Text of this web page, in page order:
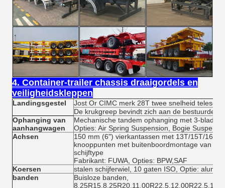
4. Container-trailer chassis draaigordels en
veiligheidskleppen
Landingsgestel
Jost Or CIMC merk 28T twee snelheid
De krukgreep bevindt zich aan de
Ophanging van
aanhangwagen
Mechanische tandem ophanging met 3-blad
Opties: Air Spring Suspension, Bogie
Achsen
150 mm (6") vierkantassen met 13T/15T/16T/
knooppunten met buitenboordmontage van
schijftype
Fabrikant: FUWA, Opties: BPW,SAF
Koersen
stalen schijferwiel, 10 gaten ISO, Optie:
banden
Buisloze banden,